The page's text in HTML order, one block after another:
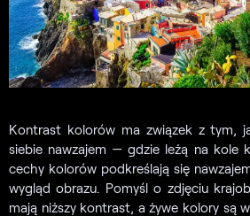
Kontrast kolorów ma związek z tym,
siebie nawzajem — gdzie leżą na kole
cechy kolorów podkreślają się
wygląd obrazu. Pomyśl o zdjęciu
mają niższy kontrast, a żywe kolory są